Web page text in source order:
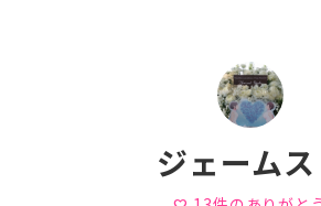
ジェームス